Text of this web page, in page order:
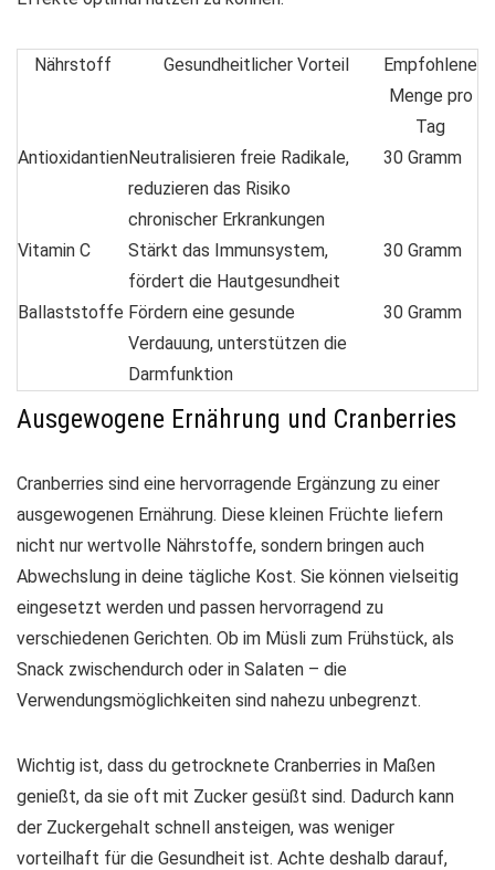
Nährstoff Gesundheitlicher Vorteil
Empfohlene
Menge pro
Tag
AntioxidantienNeutralisieren freie Radikale,
reduzieren das Risiko
chronischer Erkrankungen
30 Gramm
Vitamin C
Stärkt das Immunsystem,
fördert die Hautgesundheit
30 Gramm
Ballaststoffe Fördern eine gesunde
Verdauung, unterstützen die
Darmfunktion
30 Gramm
Ausgewogene Ernährung und Cranberries
Cranberries sind eine hervorragende Ergänzung zu einer
ausgewogenen Ernährung. Diese kleinen Früchte liefern
nicht nur wertvolle Nährstoffe, sondern bringen auch
Abwechslung in deine tägliche Kost. Sie können vielseitig
eingesetzt werden und passen hervorragend zu
verschiedenen Gerichten. Ob im Müsli zum Frühstück, als
Snack zwischendurch oder in Salaten – die
Verwendungsmöglichkeiten sind nahezu unbegrenzt.
Wichtig ist, dass du getrocknete Cranberries in Maßen
genießt, da sie oft mit Zucker gesüßt sind. Dadurch kann
der Zuckergehalt schnell ansteigen, was weniger
vorteilhaft für die Gesundheit ist. Achte deshalb darauf,